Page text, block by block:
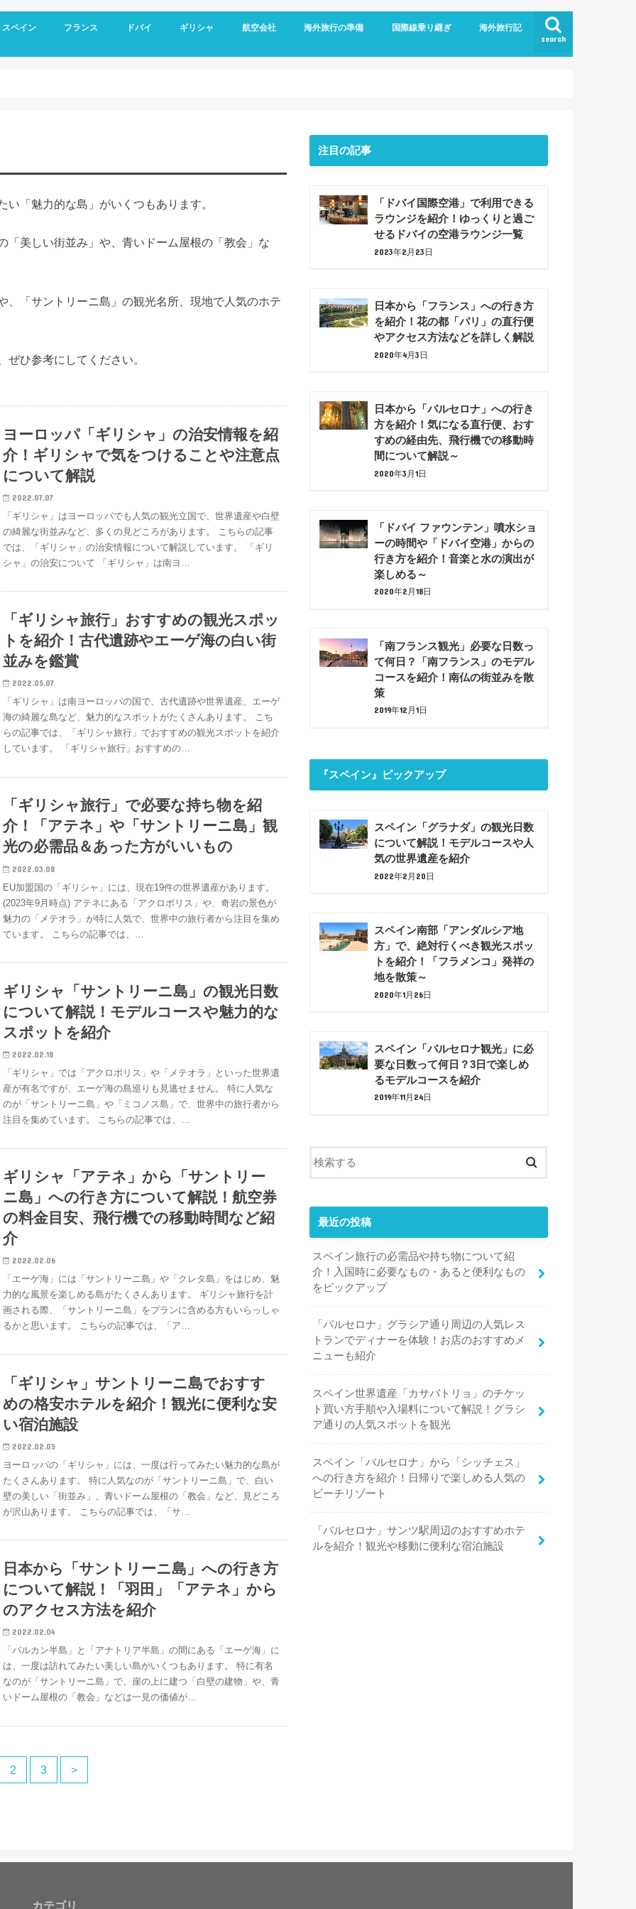
search
スペイン
ペイン基本情報
ルセロナ旅行
ラナダ
ルドバ
ンダルシア地方
ビリア
ドリード
フランス
フランス基本情報
リヨン観光
トゥールーズ旅行
ニース旅行
南フランス旅行
ドバイ
ドバイ空港
ドバイ基本情報
オールドドバイ
ダウンタウン
ドバイマリーナ
デザートサファリ
ドバイメトロ
ドバイ 新しい観光スポット
ドバイ ホテル選び
ギリシャ
アテネ観光
サントリーニ島 観光
メテオラ観光
航空会社
エミレーツ航空
スカイエクスプレス航空
マイレージプログラム
海外旅行の準備
海外旅行の持ち物
空港での暇つぶしアイデア7選！
クレジットカード
オプショナルツアー
観光プラン
国際線乗り継ぎ
ドバイ乗り継ぎ
海外旅行記
バルセロナ観光(2023年6月)
「魅力的な島」がいくつもあります。
「美しい街並み」や、青いドーム屋根の「教会」な
、「サントリーニ島」の観光名所、現地で人気のホテ
ひ参考にしてください。
ヨーロッパ「ギリシャ」の治安情報を紹
介！ギリシャで気をつけることや注意点
について解説
2022.07.07
「ギリシャ」はヨーロッパでも人気の観光立国で、世界遺産や白壁
の綺麗な街並みなど、多くの見どころがあります。 こちらの記事
では、「ギリシャ」の治安情報について解説しています。 「ギリ
シャ」の治安について 「ギリシャ」は南ヨ…
「ギリシャ旅行」おすすめの観光スポッ
トを紹介！古代遺跡やエーゲ海の白い街
並みを鑑賞
2022.05.07
「ギリシャ」は南ヨーロッパの国で、古代遺跡や世界遺産、エーゲ
海の綺麗な島など、魅力的なスポットがたくさんあります。 こち
らの記事では、「ギリシャ旅行」でおすすめの観光スポットを紹介
しています。 「ギリシャ旅行」おすすめの…
「ギリシャ旅行」で必要な持ち物を紹
介！「アテネ」や「サントリーニ島」観
光の必需品＆あった方がいいもの
2022.03.08
EU加盟国の「ギリシャ」には、現在19件の世界遺産があります。
(2023年9月時点) アテネにある「アクロポリス」や、奇岩の景色が
魅力の「メテオラ」が特に人気で、世界中の旅行者から注目を集め
ています。 こちらの記事では、…
ギリシャ「サントリーニ島」の観光日数
について解説！モデルコースや魅力的な
スポットを紹介
2022.02.18
「ギリシャ」では「アクロポリス」や「メテオラ」といった世界遺
産が有名ですが、エーゲ海の島巡りも見逃せません。 特に人気な
のが「サントリーニ島」や「ミコノス島」で、世界中の旅行者から
注目を集めています。 こちらの記事では、…
ギリシャ「アテネ」から「サントリー
ニ島」への行き方について解説！航空券
の料金目安、飛行機での移動時間など紹
介
2022.02.06
「エーゲ海」には「サントリーニ島」や「クレタ島」をはじめ、魅
力的な風景を楽しめる島がたくさんあります。 ギリシャ旅行を計
画される際、「サントリーニ島」をプランに含める方もいらっしゃ
るかと思います。 こちらの記事では、「ア…
「ギリシャ」サントリーニ島でおすす
めの格安ホテルを紹介！観光に便利な安
い宿泊施設
2022.02.05
ヨーロッパの「ギリシャ」には、一度は行ってみたい魅力的な島が
たくさんあります。 特に人気なのが「サントリーニ島」で、白い
壁の美しい「街並み」、青いドーム屋根の「教会」など、見どころ
が沢山あります。 こちらの記事では、「サ…
日本から「サントリーニ島」への行き方
について解説！「羽田」「アテネ」から
のアクセス方法を紹介
2022.02.04
「バルカン半島」と「アナトリア半島」の間にある「エーゲ海」に
は、一度は訪れてみたい美しい島がいくつもあります。 特に有名
なのが「サントリーニ島」で、崖の上に建つ「白壁の建物」や、青
いドーム屋根の「教会」などは一見の価値が…
2 3 >
注目の記事
「ドバイ国際空港」で利用できる
ラウンジを紹介！ゆっくりと過ご
せるドバイの空港ラウンジ一覧
2023年2月23日
日本から「フランス」への行き方
を紹介！花の都「パリ」の直行便
やアクセス方法などを詳しく解説
2020年4月3日
日本から「バルセロナ」への行き
方を紹介！気になる直行便、おす
すめの経由先、飛行機での移動時
間について解説～
2020年3月1日
「ドバイ ファウンテン」噴水ショ
ーの時間や「ドバイ空港」からの
行き方を紹介！音楽と水の演出が
楽しめる～
2020年2月18日
「南フランス観光」必要な日数っ
て何日？「南フランス」のモデル
コースを紹介！南仏の街並みを散
策
2019年12月1日
『スペイン』ピックアップ
スペイン「グラナダ」の観光日数
について解説！モデルコースや人
気の世界遺産を紹介
2022年2月20日
スペイン南部「アンダルシア地
方」で、絶対行くべき観光スポッ
トを紹介！「フラメンコ」発祥の
地を散策～
2020年1月26日
スペイン「バルセロナ観光」に必
要な日数って何日？3日で楽しめ
るモデルコースを紹介
2019年11月24日
最近の投稿
スペイン旅行の必需品や持ち物について紹
介！入国時に必要なもの・あると便利なもの
をピックアップ
「バルセロナ」グラシア通り周辺の人気レス
トランでディナーを体験！お店のおすすめメ
ニューも紹介
スペイン世界遺産「カサバトリョ」のチケッ
ト買い方手順や入場料について解説！グラシ
ア通りの人気スポットを観光
スペイン「バルセロナ」から「シッチェス」
への行き方を紹介！日帰りで楽しめる人気の
ビーチリゾート
「バルセロナ」サンツ駅周辺のおすすめホテ
ルを紹介！観光や移動に便利な宿泊施設
カテゴリ